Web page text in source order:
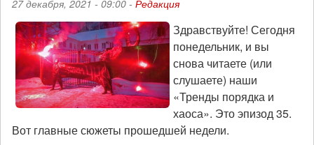
27 декабря, 2021 - 09:00 - Редакция
Здравствуйте! Сегодня
понедельник, и вы
снова читаете (или
слушаете) наши
«Тренды порядка и
хаоса». Это эпизод 35.
Вот главные сюжеты прошедшей недели.